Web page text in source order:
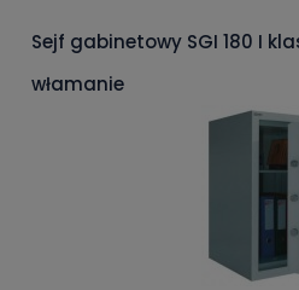
Sejf gabinetowy SGI 180 I
włamanie